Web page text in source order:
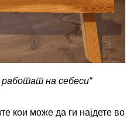
на себеси“
кои може да ги најдете во